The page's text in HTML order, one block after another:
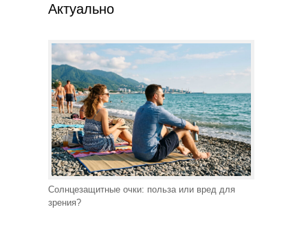
Актуально
Солнцезащитные очки: польза или вред для
зрения?